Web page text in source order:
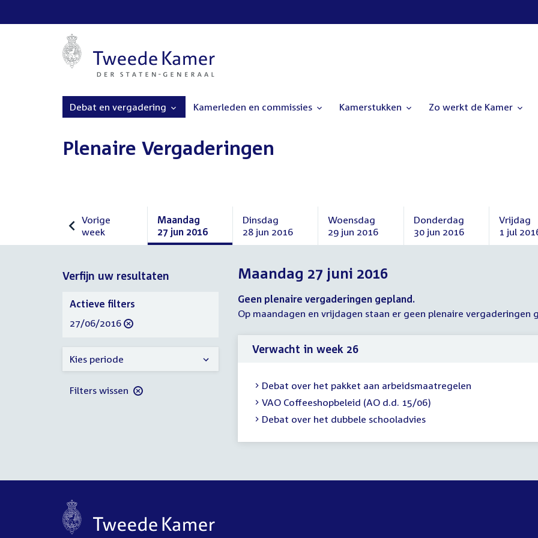
Debat en vergadering Kamerleden en commissies Kamerstukken Zo werkt de Kamer
Plenaire Vergaderingen
Vorige
week
Vorige
Maandag
27 jun 2016
Maandag
2016
Dinsdag
28 jun 2016
Dinsdag
juni
2016
Woensdag
29 jun 2016
Woensdag
juni
2016
Donderdag
30 jun 2016
Donderdag
Vrijdag
1 jul
Vrijdag
Maandag 27 juni 2016
Verfijn uw resultaten
Geen plenaire vergaderingen gepland.
Op maandagen en vrijdagen staan er geen plenaire vergaderingen
Verwacht in week 26
Debat over het pakket aan arbeidsmaatregelen
VAO Coffeeshopbeleid (AO d.d. 15/06)
Debat over het dubbele schooladvies
Verfijn
uw
resultaten
Actieve filters
verwijder
27/06/2016
Kies periode
Filters wissen